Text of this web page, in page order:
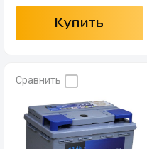
Купить
Сравнить